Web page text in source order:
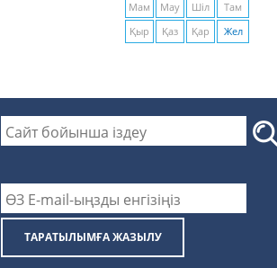
Мам
Мау Шіл
Там
Қыр
Қаз Қар Жел
ТАРАТЫЛЫМҒА ЖАЗЫЛУ